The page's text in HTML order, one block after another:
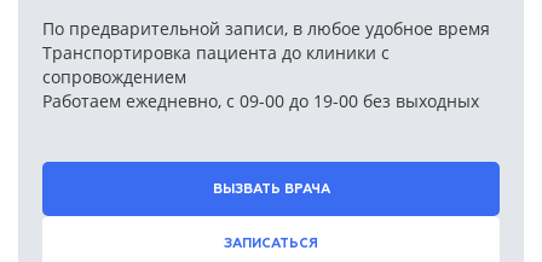
По предварительной записи, в любое удобное время
Транспортировка пациента до клиники с
сопровождением
Работаем ежедневно, с 09-00 до 19-00 без выходных
ВЫЗВАТЬ ВРАЧА
ЗАПИСАТЬСЯ